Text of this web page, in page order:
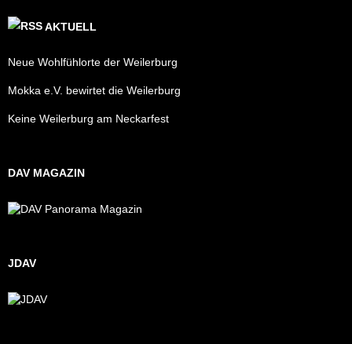
AKTUELL
Neue Wohlfühlorte der Weilerburg
Mokka e.V. bewirtet die Weilerburg
Keine Weilerburg am Neckarfest
DAV MAGAZIN
JDAV